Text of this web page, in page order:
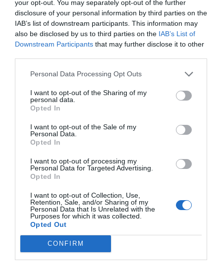
your opt-out. You may separately opt-out of the further
disclosure of your personal information by third parties on the
IAB’s list of downstream participants. This information may
also be disclosed by us to third parties on the IAB’s List of
Downstream Participants that may further disclose it to other
Personal Data Processing Opt Outs
I want to opt-out of the Sharing of my
personal data.
Opted In
I want to opt-out of the Sale of my
Personal Data.
Opted In
I want to opt-out of processing my
Personal Data for Targeted Advertising.
Opted In
I want to opt-out of Collection, Use,
Retention, Sale, and/or Sharing of my
Personal Data that Is Unrelated with the
Purposes for which it was collected.
Opted Out
CONFIRM